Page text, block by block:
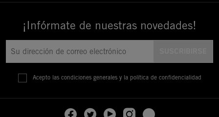
¡Infórmate de nuestras novedades!
Acepto las condiciones generales y la política de confidencialidad